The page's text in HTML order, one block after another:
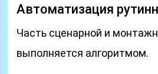
Автоматизация
Часть сценарной и
выполняется алгоритмом.